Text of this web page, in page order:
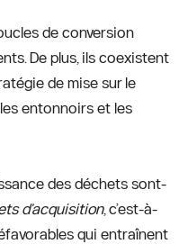
de conversion
De plus, ils coexistent
de mise sur le
entonnoirs et les
des déchets sont-
d'acquisition, c’est-à-
qui entraînent